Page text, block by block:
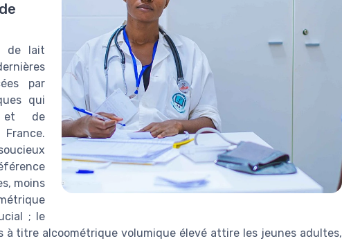
de lait
par
qui
et de
moins
; le
à titre alcoométrique volumique élevé attire les jeunes adultes,